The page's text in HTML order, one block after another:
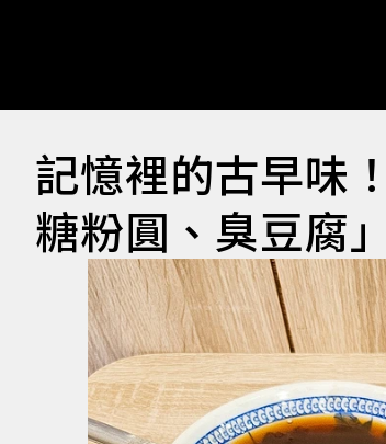
記憶裡的古早味
糖粉圓、臭豆腐